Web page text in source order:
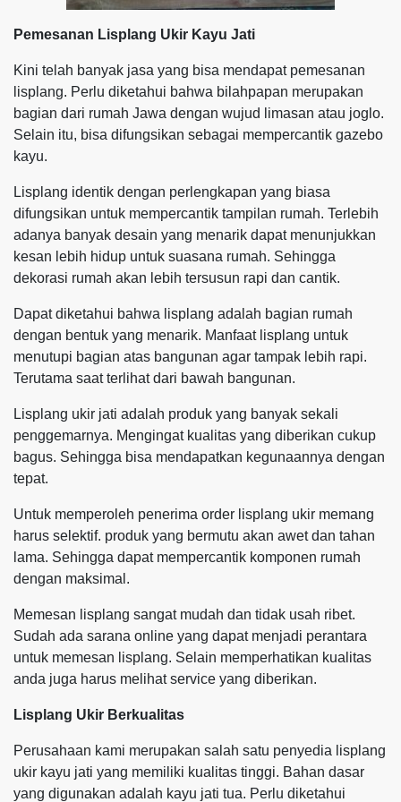
Pemesanan Lisplang Ukir Kayu Jati
Kini telah banyak jasa yang bisa mendapat pemesanan
lisplang. Perlu diketahui bahwa bilahpapan merupakan
bagian dari rumah Jawa dengan wujud limasan atau joglo.
Selain itu, bisa difungsikan sebagai mempercantik gazebo
kayu.
Lisplang identik dengan perlengkapan yang biasa
difungsikan untuk mempercantik tampilan rumah. Terlebih
adanya banyak desain yang menarik dapat menunjukkan
kesan lebih hidup untuk suasana rumah. Sehingga
dekorasi rumah akan lebih tersusun rapi dan cantik.
Dapat diketahui bahwa lisplang adalah bagian rumah
dengan bentuk yang menarik. Manfaat lisplang untuk
menutupi bagian atas bangunan agar tampak lebih rapi.
Terutama saat terlihat dari bawah bangunan.
Lisplang ukir jati adalah produk yang banyak sekali
penggemarnya. Mengingat kualitas yang diberikan cukup
bagus. Sehingga bisa mendapatkan kegunaannya dengan
tepat.
Untuk memperoleh penerima order lisplang ukir memang
harus selektif. produk yang bermutu akan awet dan tahan
lama. Sehingga dapat mempercantik komponen rumah
dengan maksimal.
Memesan lisplang sangat mudah dan tidak usah ribet.
Sudah ada sarana online yang dapat menjadi perantara
untuk memesan lisplang. Selain memperhatikan kualitas
anda juga harus melihat service yang diberikan.
Lisplang Ukir Berkualitas
Perusahaan kami merupakan salah satu penyedia lisplang
ukir kayu jati yang memiliki kualitas tinggi. Bahan dasar
yang digunakan adalah kayu jati tua. Perlu diketahui